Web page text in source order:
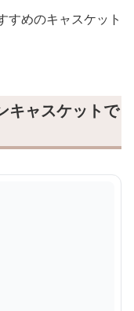
すめのキャスケット
キャスケットで